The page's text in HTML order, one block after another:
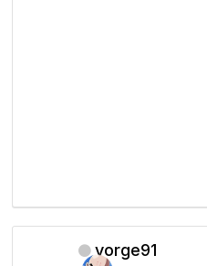
yorge91